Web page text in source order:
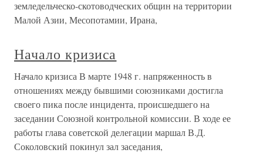
земледельческо-скотоводческих общин на территории
Малой Азии, Месопотамии, Ирана,
Начало кризиса
Начало кризиса В марте 1948 г. напряженность в
отношениях между бывшими союзниками достигла
своего пика после инцидента, происшедшего на
заседании Союзной контрольной комиссии. В ходе ее
работы глава советской делегации маршал В.Д.
Соколовский покинул зал заседания,